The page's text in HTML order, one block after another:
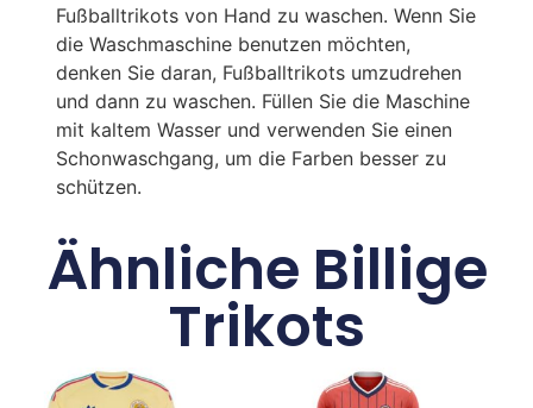
Fußballtrikots von Hand zu waschen. Wenn Sie
die Waschmaschine benutzen möchten,
denken Sie daran, Fußballtrikots umzudrehen
und dann zu waschen. Füllen Sie die Maschine
mit kaltem Wasser und verwenden Sie einen
Schonwaschgang, um die Farben besser zu
schützen.
Ähnliche Billige
Trikots